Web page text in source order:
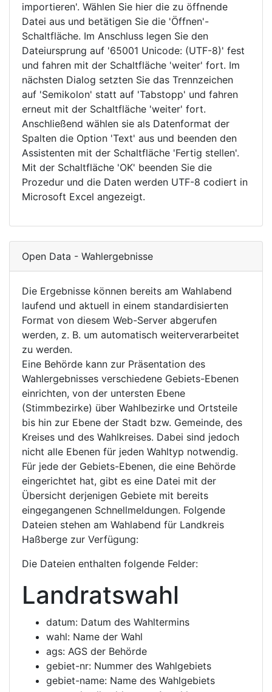
importieren'. Wählen Sie hier die zu öffnende
Datei aus und betätigen Sie die 'Öffnen'-
Schaltfläche. Im Anschluss legen Sie den
Dateiursprung auf '65001 Unicode: (UTF-8)' fest
und fahren mit der Schaltfläche 'weiter' fort. Im
nächsten Dialog setzten Sie das Trennzeichen
auf 'Semikolon' statt auf 'Tabstopp' und fahren
erneut mit der Schaltfläche 'weiter' fort.
Anschließend wählen sie als Datenformat der
Spalten die Option 'Text' aus und beenden den
Assistenten mit der Schaltfläche 'Fertig stellen'.
Mit der Schaltfläche 'OK' beenden Sie die
Prozedur und die Daten werden UTF-8 codiert in
Microsoft Excel angezeigt.
Open Data - Wahlergebnisse
Die Ergebnisse können bereits am Wahlabend
laufend und aktuell in einem standardisierten
Format von diesem Web-Server abgerufen
werden, z. B. um automatisch weiterverarbeitet
zu werden.
Eine Behörde kann zur Präsentation des
Wahlergebnisses verschiedene Gebiets-Ebenen
einrichten, von der untersten Ebene
(Stimmbezirke) über Wahlbezirke und Ortsteile
bis hin zur Ebene der Stadt bzw. Gemeinde, des
Kreises und des Wahlkreises. Dabei sind jedoch
nicht alle Ebenen für jeden Wahltyp notwendig.
Für jede der Gebiets-Ebenen, die eine Behörde
eingerichtet hat, gibt es eine Datei mit der
Übersicht derjenigen Gebiete mit bereits
eingegangenen Schnellmeldungen. Folgende
Dateien stehen am Wahlabend für Landkreis
Haßberge zur Verfügung:
Die Dateien enthalten folgende Felder:
Landratswahl
datum: Datum des Wahltermins
wahl: Name der Wahl
ags: AGS der Behörde
gebiet-nr: Nummer des Wahlgebiets
gebiet-name: Name des Wahlgebiets